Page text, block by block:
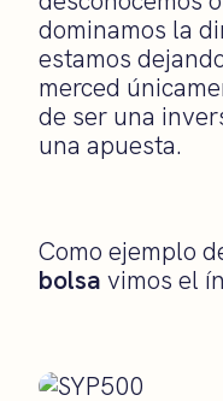
dominamos la
estamos
merced
de ser una
una apuesta.
Como ejemplo
bolsa vimos el